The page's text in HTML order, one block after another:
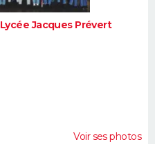
Lycée Jacques Prévert
Voir ses photos